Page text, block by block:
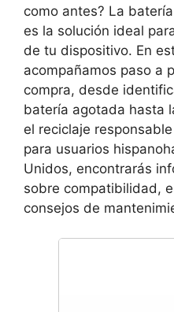
como antes? La
es la solución ideal
de tu dispositivo. En
acompañamos paso a
compra, desde
batería agotada hasta
el reciclaje
para usuarios
Unidos, encontrarás
sobre compatibilidad,
consejos de